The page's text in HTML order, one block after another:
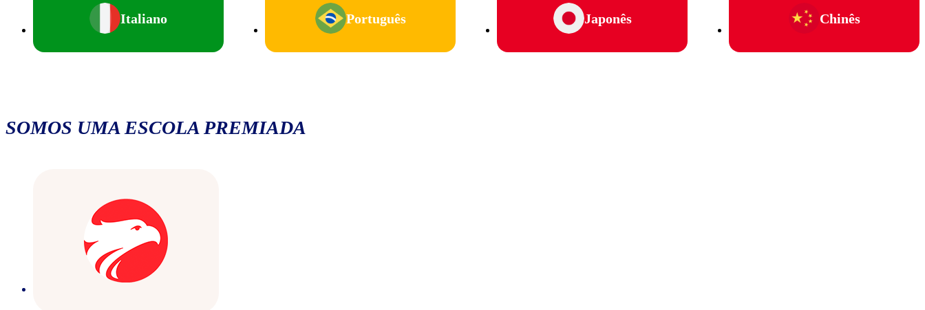
Italiano Português Japonês Chinês
SOMOS UMA ESCOLA PREMIADA